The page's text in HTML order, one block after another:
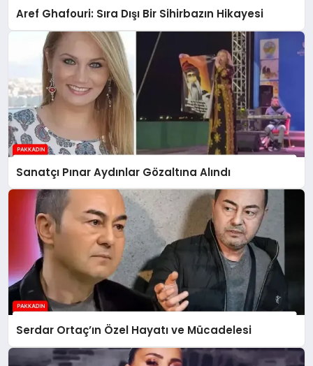
Aref Ghafouri: Sıra Dışı Bir Sihirbazın Hikayesi
Sanatçı Pınar Aydınlar Gözaltına Alındı
Serdar Ortaç’ın Özel Hayatı ve Mücadelesi